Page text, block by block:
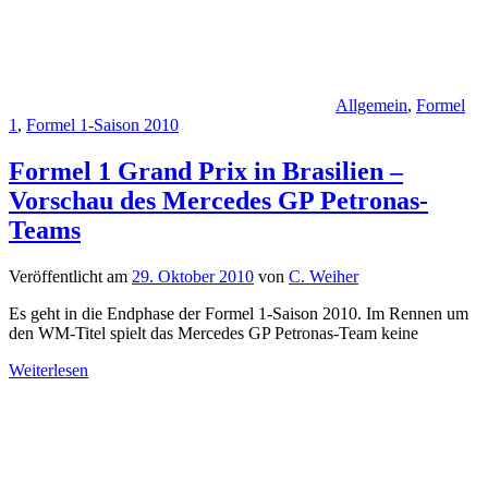
Allgemein, Formel
1, Formel 1-Saison 2010
Formel 1 Grand Prix in Brasilien –
Vorschau des Mercedes GP Petronas-
Teams
Veröffentlicht am 29. Oktober 2010 von C. Weiher
Es geht in die Endphase der Formel 1-Saison 2010. Im Rennen um
den WM-Titel spielt das Mercedes GP Petronas-Team keine
Weiterlesen